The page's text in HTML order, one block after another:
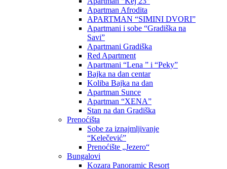
Apartman Afrodita
APARTMAN “SIMINI DVORI”
Apartmani i sobe “Gradiška na
Savi”
Apartmani Gradiška
Red Apartment
Apartmani “Lena ” i “Peky”
Bajka na dan centar
Koliba Bajka na dan
Apartman Sunce
Apartman “XENA”
Stan na dan Gradiška
Prenoćišta
Sobe za iznajmljivanje
“Kelečević”
Prenoćište „Jezero“
Bungalovi
Kozara Panoramic Resort